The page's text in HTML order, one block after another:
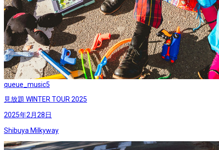
queue_music5
見放題 WINTER TOUR 2025
2025年2月28日
Shibuya Milkyway